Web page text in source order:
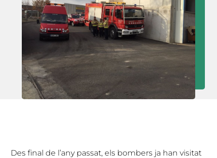
Des final de l’any passat, els bombers ja han visitat